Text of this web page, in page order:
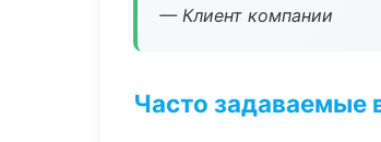
— Клиент компании
Часто задаваемые